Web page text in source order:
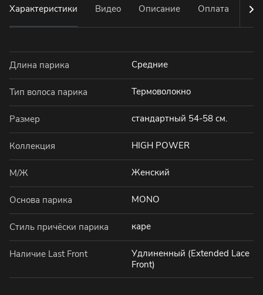
Характеристики Видео Описание Оплата
Длина парика Средние
Тип волоса парика Термоволокно
Размер стандартный 54-58 см.
Коллекция HIGH POWER
М/Ж Женский
Основа парика MONO
Стиль причёски парика каре
Наличие Last Front
Удлиненный (Extended Lace
Front)